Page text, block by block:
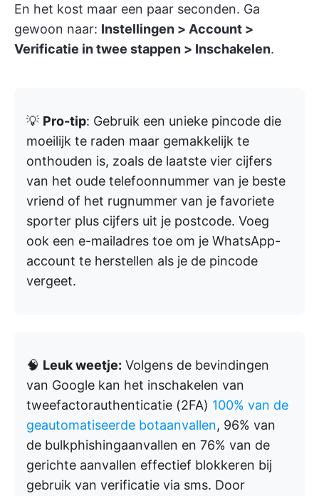
En het kost maar een paar seconden. Ga
gewoon naar: Instellingen > Account >
Verificatie in twee stappen > Inschakelen.
💡 Pro-tip: Gebruik een unieke pincode die
moeilijk te raden maar gemakkelijk te
onthouden is, zoals de laatste vier cijfers
van het oude telefoonnummer van je beste
vriend of het rugnummer van je favoriete
sporter plus cijfers uit je postcode. Voeg
ook een e-mailadres toe om je WhatsApp-
account te herstellen als je de pincode
vergeet.
🧠 Leuk weetje: Volgens de bevindingen
van Google kan het inschakelen van
tweefactorauthenticatie (2FA) 100% van de
geautomatiseerde botaanvallen, 96% van
de bulkphishingaanvallen en 76% van de
gerichte aanvallen effectief blokkeren bij
gebruik van verificatie via sms. Door